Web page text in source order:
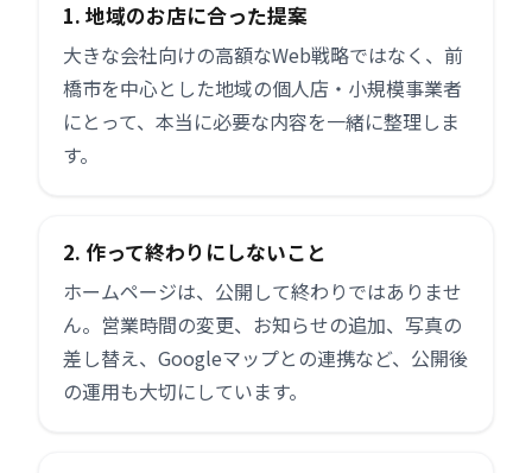
1. 地域のお店に合った提案
大きな会社向けの高額なWeb戦略ではなく、前
橋市を中心とした地域の個人店・小規模事業者
にとって、本当に必要な内容を一緒に整理しま
す。
2. 作って終わりにしないこと
ホームページは、公開して終わりではありませ
ん。営業時間の変更、お知らせの追加、写真の
差し替え、Googleマップとの連携など、公開後
の運用も大切にしています。